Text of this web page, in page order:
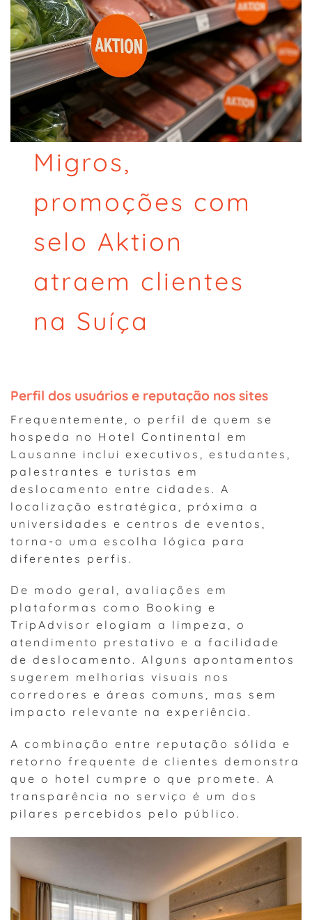
Migros,
promoções com
selo Aktion
atraem clientes
na Suíça
Perfil dos usuários e reputação nos sites
Frequentemente, o perfil de quem se
hospeda no Hotel Continental em
Lausanne inclui executivos, estudantes,
palestrantes e turistas em
deslocamento entre cidades. A
localização estratégica, próxima a
universidades e centros de eventos,
torna-o uma escolha lógica para
diferentes perfis.
De modo geral, avaliações em
plataformas como Booking e
TripAdvisor elogiam a limpeza, o
atendimento prestativo e a facilidade
de deslocamento. Alguns apontamentos
sugerem melhorias visuais nos
corredores e áreas comuns, mas sem
impacto relevante na experiência.
A combinação entre reputação sólida e
retorno frequente de clientes demonstra
que o hotel cumpre o que promete. A
transparência no serviço é um dos
pilares percebidos pelo público.